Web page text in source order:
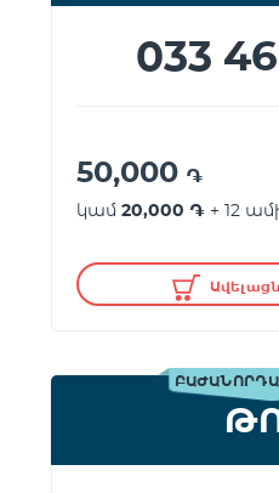
033
50,000 ֏
կամ 20,000 ֏ + 12